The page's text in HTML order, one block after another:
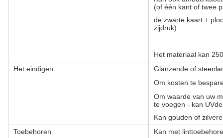
(of één kant of twee
de zwarte kaart +
zijdruk)
Het materiaal kan
Het eindigen
Glanzende of
Om kosten te
Om waarde van uw
te voegen - kan
Kan gouden of
Toebehoren
Kan met